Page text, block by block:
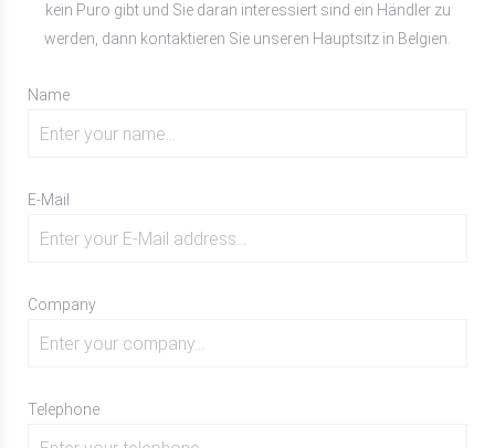
kein Puro gibt und Sie daran interessiert sind ein Händler zu
werden, dann kontaktieren Sie unseren Hauptsitz in Belgien.
Name
E-Mail
Company
Telephone